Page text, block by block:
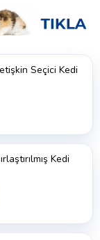
Seçici Kedi
Kedi